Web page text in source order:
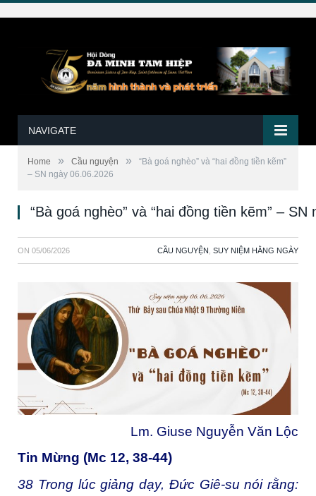
NAVIGATE
Home » Cầu nguyện »
“Bà goá nghèo” và “hai đồng tiền kẽm”
– SN ngày 06.06.2026
“Bà goá nghèo” và “hai đồng tiền kẽm” – SN
ON 05/06/2026 CẦU NGUYỆN SUY NIỆM HẰNG NGÀY
Lm. Giuse Nguyễn Văn Lộc
Tin Mừng (Mc 12, 38-44)
38 Trong lúc giảng dạy, Đức Giê-su nói rằng: